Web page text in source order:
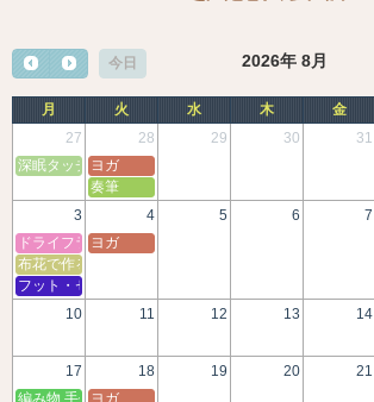
今日 2026年 8月
月 火 水 木 金
27
28 29 30 31
深眠タッチセラピー
ヨガ
奏筆
3
4 5 6 7
ドライフラワー
ヨガ
布花で作るアクセサリートレイ
フット・セルフケア教室
10
11 12 13 14
17 18 19 20 21
編み物 手作り教室
ヨガ